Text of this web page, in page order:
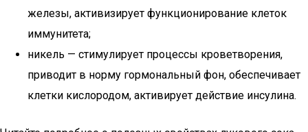
железы, активизирует функционирование клеток
иммунитета;
никель — стимулирует процессы кроветворения,
приводит в норму гормональный фон, обеспечивает
клетки кислородом, активирует действие инсулина.